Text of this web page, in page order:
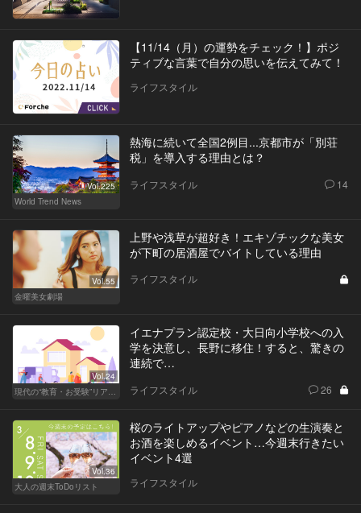
【11/14（月）の運勢をチェック！】ポジ
ティブな言葉で自分の思いを伝えてみて！
ライフスタイル
Vol.225
World Trend News
熱海に続いて全国2例目...京都市が「別荘
税」を導入する理由とは？
ライフスタイル 14
Vol.55
金曜美女劇場
上野や浅草が超好き！エキゾチックな美女
が下町の居酒屋でバイトしている理由
ライフスタイル
Vol.24
現代の“教育・お受験”リアルドキュメント
イエナプラン認定校・大日向小学校への入
学を決意し、長野に移住！すると、驚きの
連続で…
ライフスタイル 26
Vol.36
大人の週末ToDoリスト
桜のライトアップやピアノなどの生演奏と
お酒を楽しめるイベント…今週末行きたい
イベント4選
ライフスタイル